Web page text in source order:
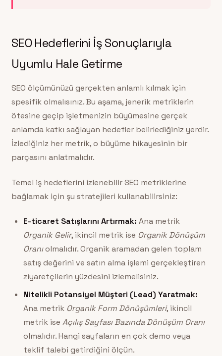
SEO Hedeflerini İş Sonuçlarıyla
Uyumlu Hale Getirme
SEO ölçümünüzü gerçekten anlamlı kılmak için
spesifik olmalısınız. Bu aşama, jenerik metriklerin
ötesine geçip işletmenizin büyümesine gerçek
anlamda katkı sağlayan hedefler belirlediğiniz yerdir.
İzlediğiniz her metrik, o büyüme hikayesinin bir
parçasını anlatmalıdır.
Temel iş hedeflerini izlenebilir SEO metriklerine
bağlamak için şu stratejileri kullanabilirsiniz:
E-ticaret Satışlarını Artırmak: Ana metrik
Organik Gelir, ikincil metrik ise Organik Dönüşüm
Oranıolmalıdır. Organik aramadan gelen toplam
satış değerini ve satın alma işlemi gerçekleştiren
ziyaretçilerin yüzdesini izlemelisiniz.
Nitelikli Potansiyel Müşteri (Lead) Yaratmak:
Ana metrik Organik Form Dönüşümleri, ikincil
metrik ise Açılış Sayfası Bazında Dönüşüm Oranı
olmalıdır. Hangi sayfaların en çok demo veya
teklif talebi getirdiğini ölçün.